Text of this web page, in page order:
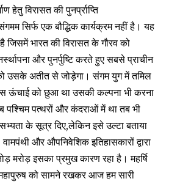
हेतु विरासत की पुनर्प्राप्ति
सिर्फ एक बौद्धिक कार्यक्रम नहीं है। यह
भारत की विरासत के गौरव को
और पुनर्पुष्टि करते हुए सबसे प्राचीन
उसके अतीत से जोड़ेगा। संगम युग में तमिल
ऊंचाई को छुआ था उसकी कल्पना भी करना
पत्थरों और कंदराओं में था तब भी
के सूत्र दिए,लेकिन इसे उल्टा बताया
और औपनिवेशिक इतिहासकारों द्वारा
मरोड़ इसका प्रमुख कारण रहा है। महर्षि
को सामने रखकर आज हम सारी